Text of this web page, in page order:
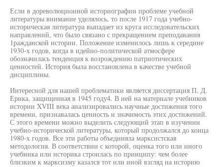
Если в дореволюционной историографии проблеме учебной
литературы внимание уделялось, то после 1917 года учебно-
историческая литература выпадает из круга исследовательских
направлений, что было связано с прекращением преподавания
1ражданской истории. Положение изменилось лишь к середине
1930-х годов, когда в идейно-политической атмосфере
обозначилась тенденция к возрождению патриотических
ценностей. История была восстановлена в качестве учебной
дисциплины.
Интересной для нашей проблематики является диссертация П. Д.
Ерика, защищенная в 1945 году4. В ней на материале учебников
истории XVIII века анализировались научные достижения того
времени, признавалась ценность и значимость этих достижений.
С этого времени можно выделить следующий этап в изучении
учебно-исторической литературы, который продолжался до конца
1980-х годов. Все эти работы объединяла марксистская
методология. В соответствии с которой, оценка того или иного
учебника или историка строилась по принципу: чем более
близким к марксизму казался тот или иной взгляд на историю